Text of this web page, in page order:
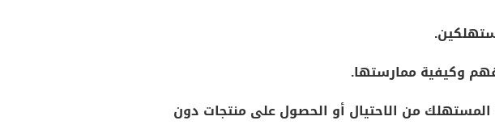
وكيفية ممارستها.
المستهلك من الاحتيال أو الحصول على منتجات دون